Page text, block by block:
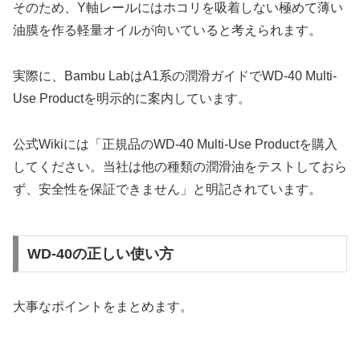
そのため、Y軸レールにはホコリを吸着しない極めて薄い
油膜を作る軽量オイルが向いていると考えられます。
実際に、Bambu LabはA1系の潤滑ガイドでWD-40 Multi-
Use Productを明示的に案内しています。
公式Wikiには「正規品のWD-40 Multi-Use Productを購入
してください。当社は他の種類の潤滑油をテストしておら
ず、安全性を保証できません」と明記されています。
WD-40の正しい使い方
大事なポイントをまとめます。